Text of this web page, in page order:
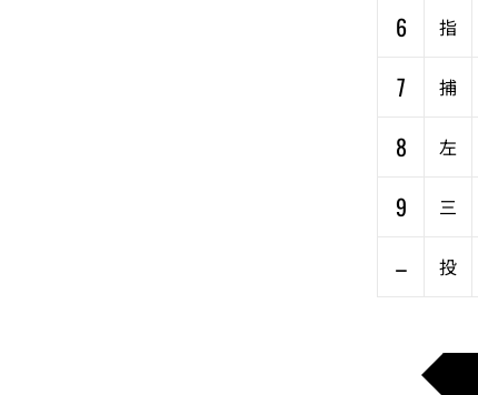
6
指
7
捕
8
左
9
三
–
投